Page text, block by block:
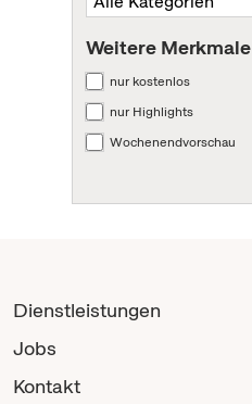
Weitere Merkmale
nur kostenlos
nur Highlights
Wochenendvorschau
Dienstleistungen
Jobs
Kontakt